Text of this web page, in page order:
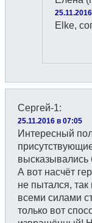
Elke,
Сергей-1:
25.11.2016 в 07:05
Интересный
высказывались
А вот насчёт
не пытался, так
всеми силами
только вот